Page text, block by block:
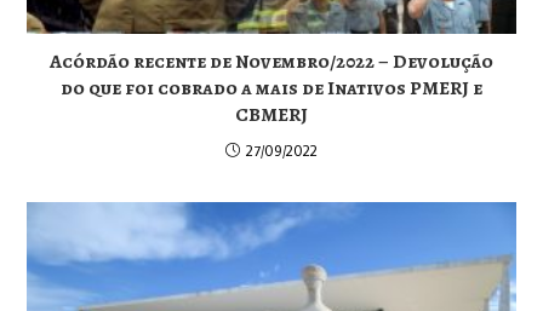
Acórdão recente de Novembro/2022 – Devolução
do que foi cobrado a mais de Inativos PMERJ e
CBMERJ
27/09/2022